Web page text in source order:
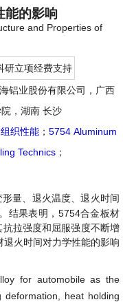
能的影响
and Properties of
研立项经费支持
铝业股份有限公司，广西
，湖南 长沙
组织性能 ； 5754 Aluminum
Technics ；
量、退火温度、退火时间
结果表明，5754合金板材
拉强度和屈服强度不断增
火时间对力学性能的影响
for automobile as the
heat holding